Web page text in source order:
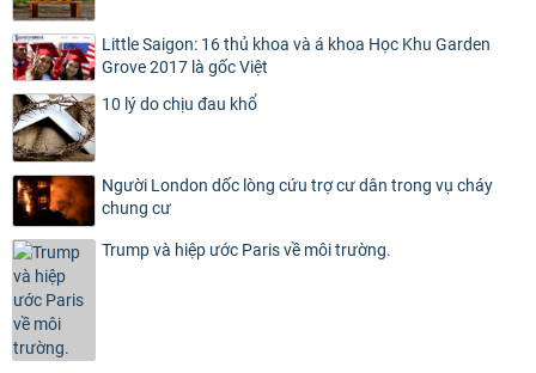
Little Saigon: 16 thủ khoa và á khoa Học Khu Garden
Grove 2017 là gốc Việt
10 lý do chịu đau khổ
Người London dốc lòng cứu trợ cư dân trong vụ cháy
chung cư
Trump và hiệp ước Paris về môi trường.